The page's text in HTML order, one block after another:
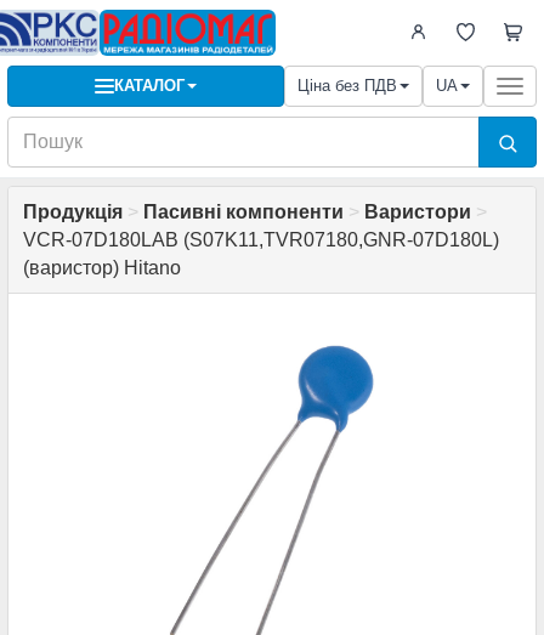
КАТАЛОГ Ціна без ПДВ UA
Продукція > Пасивні компоненти > Варистори >
VCR-07D180LAB (S07K11,TVR07180,GNR-07D180L)
(варистор) Hitano